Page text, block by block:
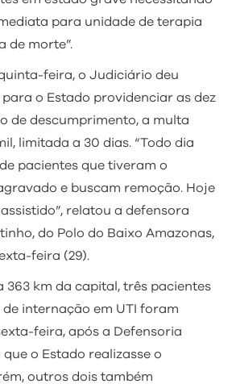
para unidade de terapia
de morte”.
feira, o Judiciário deu
o Estado providenciar as dez
de descumprimento, a multa
limitada a 30 dias. “Todo dia
pacientes que tiveram o
e buscam remoção. Hoje
relatou a defensora
do Polo do Baixo Amazonas,
feira (29).
363 km da capital, três pacientes
internação em UTI foram
feira, após a Defensoria
o Estado realizasse o
outros dois também